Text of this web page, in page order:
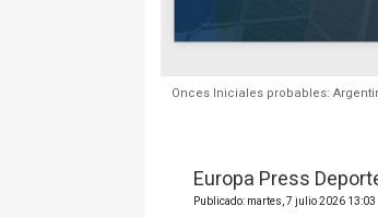
Onces Iniciales probables:
Europa Press
Publicado: martes, 7 julio 2026 13:03